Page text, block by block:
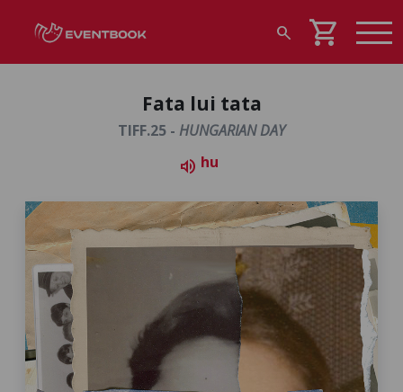
search shopping_cart
Fata lui tata
TIFF.25 - HUNGARIAN DAY
volume_up hu